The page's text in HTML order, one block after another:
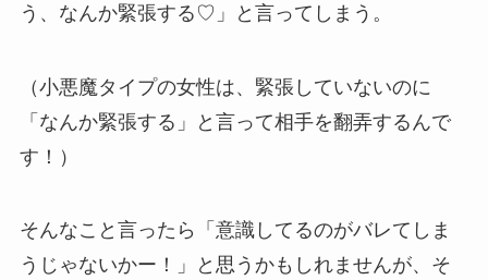
う、なんか緊張する♡」と言ってしまう。
（小悪魔タイプの女性は、緊張していないのに
「なんか緊張する」と言って相手を翻弄するんで
す！）
そんなこと言ったら「意識してるのがバレてしま
うじゃないかー！」と思うかもしれませんが、そ